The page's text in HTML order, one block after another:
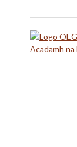
Acadamh